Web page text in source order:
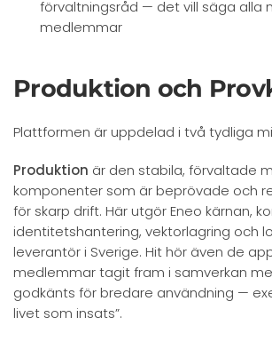
förvaltningsråd — det vill säga alla
medlemmar
Produktion och
Plattformen är uppdelad i två tydliga
Produktion är den stabila, förvaltade
komponenter som är beprövade och
för skarp drift. Här utgör Eneo kärnan,
identitetshantering, vektorlagring och
leverantör i Sverige. Hit hör även de
medlemmar tagit fram i samverkan
godkänts för bredare användning —
livet som insats”.